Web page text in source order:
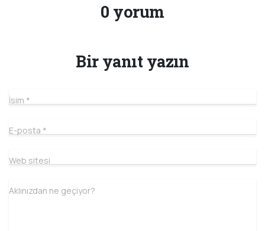
0 yorum
Bir yanıt yazın
İsim *
E-posta *
Web sitesi
Aklınızdan ne geçiyor?